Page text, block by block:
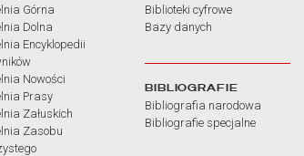
Górna
Dolna
Encyklopedii
Nowości
Prasy
Załuskich
Zasobu
Biblioteki cyfrowe
Bazy danych
BIBLIOGRAFIE
Bibliografia narodowa
Bibliografie specjalne